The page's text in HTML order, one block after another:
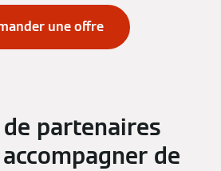
une offre
partenaires
de